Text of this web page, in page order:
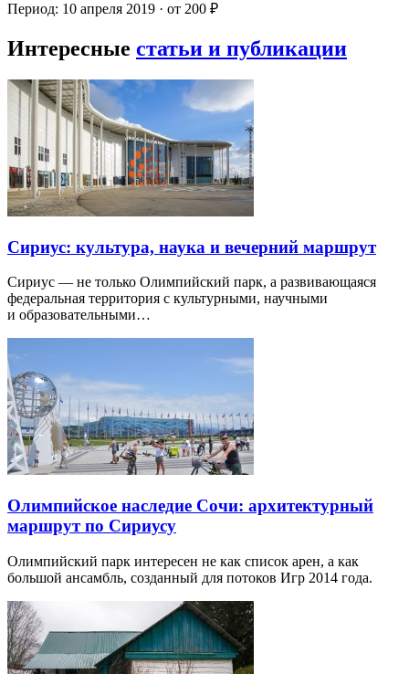
Период: 10 апреля 2019 · от 200 ₽
Интересные статьи и публикации
Сириус: культура, наука и вечерний маршрут
Сириус — не только Олимпийский парк, а развивающаяся
федеральная территория с культурными, научными
и образовательными…
Олимпийское наследие Сочи: архитектурный
маршрут по Сириусу
Олимпийский парк интересен не как список арен, а как
большой ансамбль, созданный для потоков Игр 2014 года.